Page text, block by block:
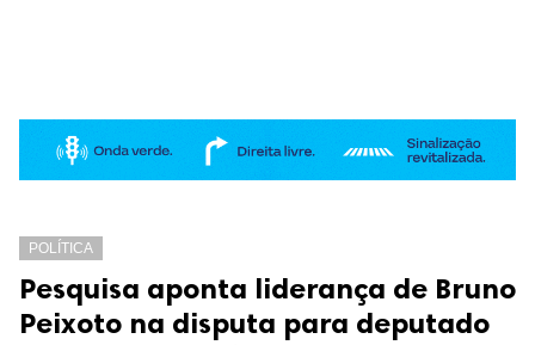
POLÍTICA
Pesquisa aponta liderança de Bruno
Peixoto na disputa para deputado